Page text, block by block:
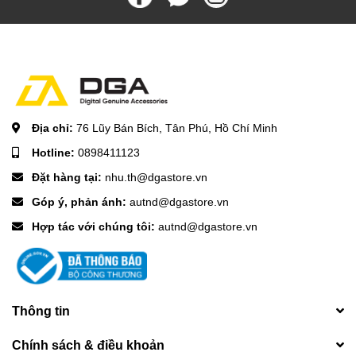
Địa chỉ: 76 Lũy Bán Bích, Tân Phú, Hồ Chí Minh
Hotline: 0898411123
Đặt hàng tại: nhu.th@dgastore.vn
Góp ý, phản ánh: autnd@dgastore.vn
Hợp tác với chúng tôi: autnd@dgastore.vn
Thông tin
Chính sách & điều khoản